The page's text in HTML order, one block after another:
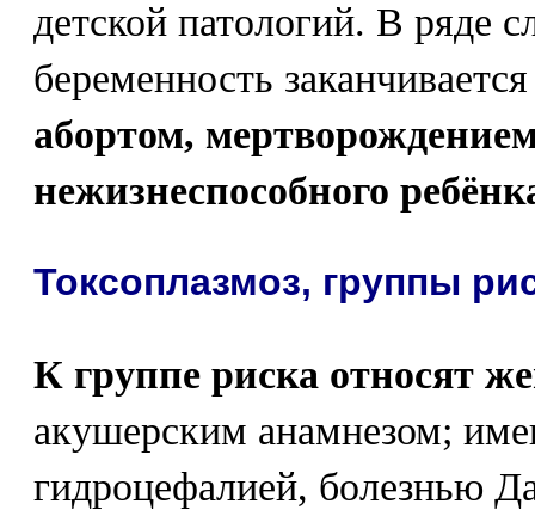
детской патологий. В ряде
беременность
абортом,
нежизнеспособного
Токсоплазмоз, группы
К группе риска относят
акушерским анамнезом;
гидроцефалией, болезнью